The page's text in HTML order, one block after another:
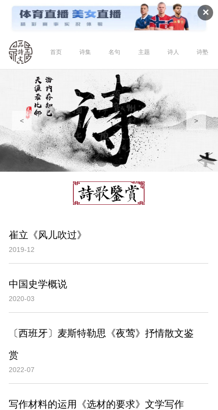
✕
首页 诗集 名句 主题 诗人 诗塾
< >
崔立《风儿吹过》
2019-12
中国史学概说
2020-03
〔西班牙〕麦斯特勒思《夜莺》抒情散文鉴
赏
2022-07
写作材料的运用《选材的要求》文学写作